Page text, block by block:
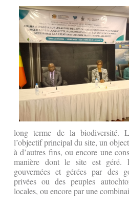
long terme de la biodiversité.
l’objectif principal du site, un
à d’autres fins, ou encore une
manière dont le site est géré.
gouvernées et gérées par des
privées ou des peuples
locales, ou encore par une